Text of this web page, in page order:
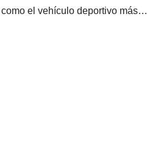
el vehículo deportivo más…